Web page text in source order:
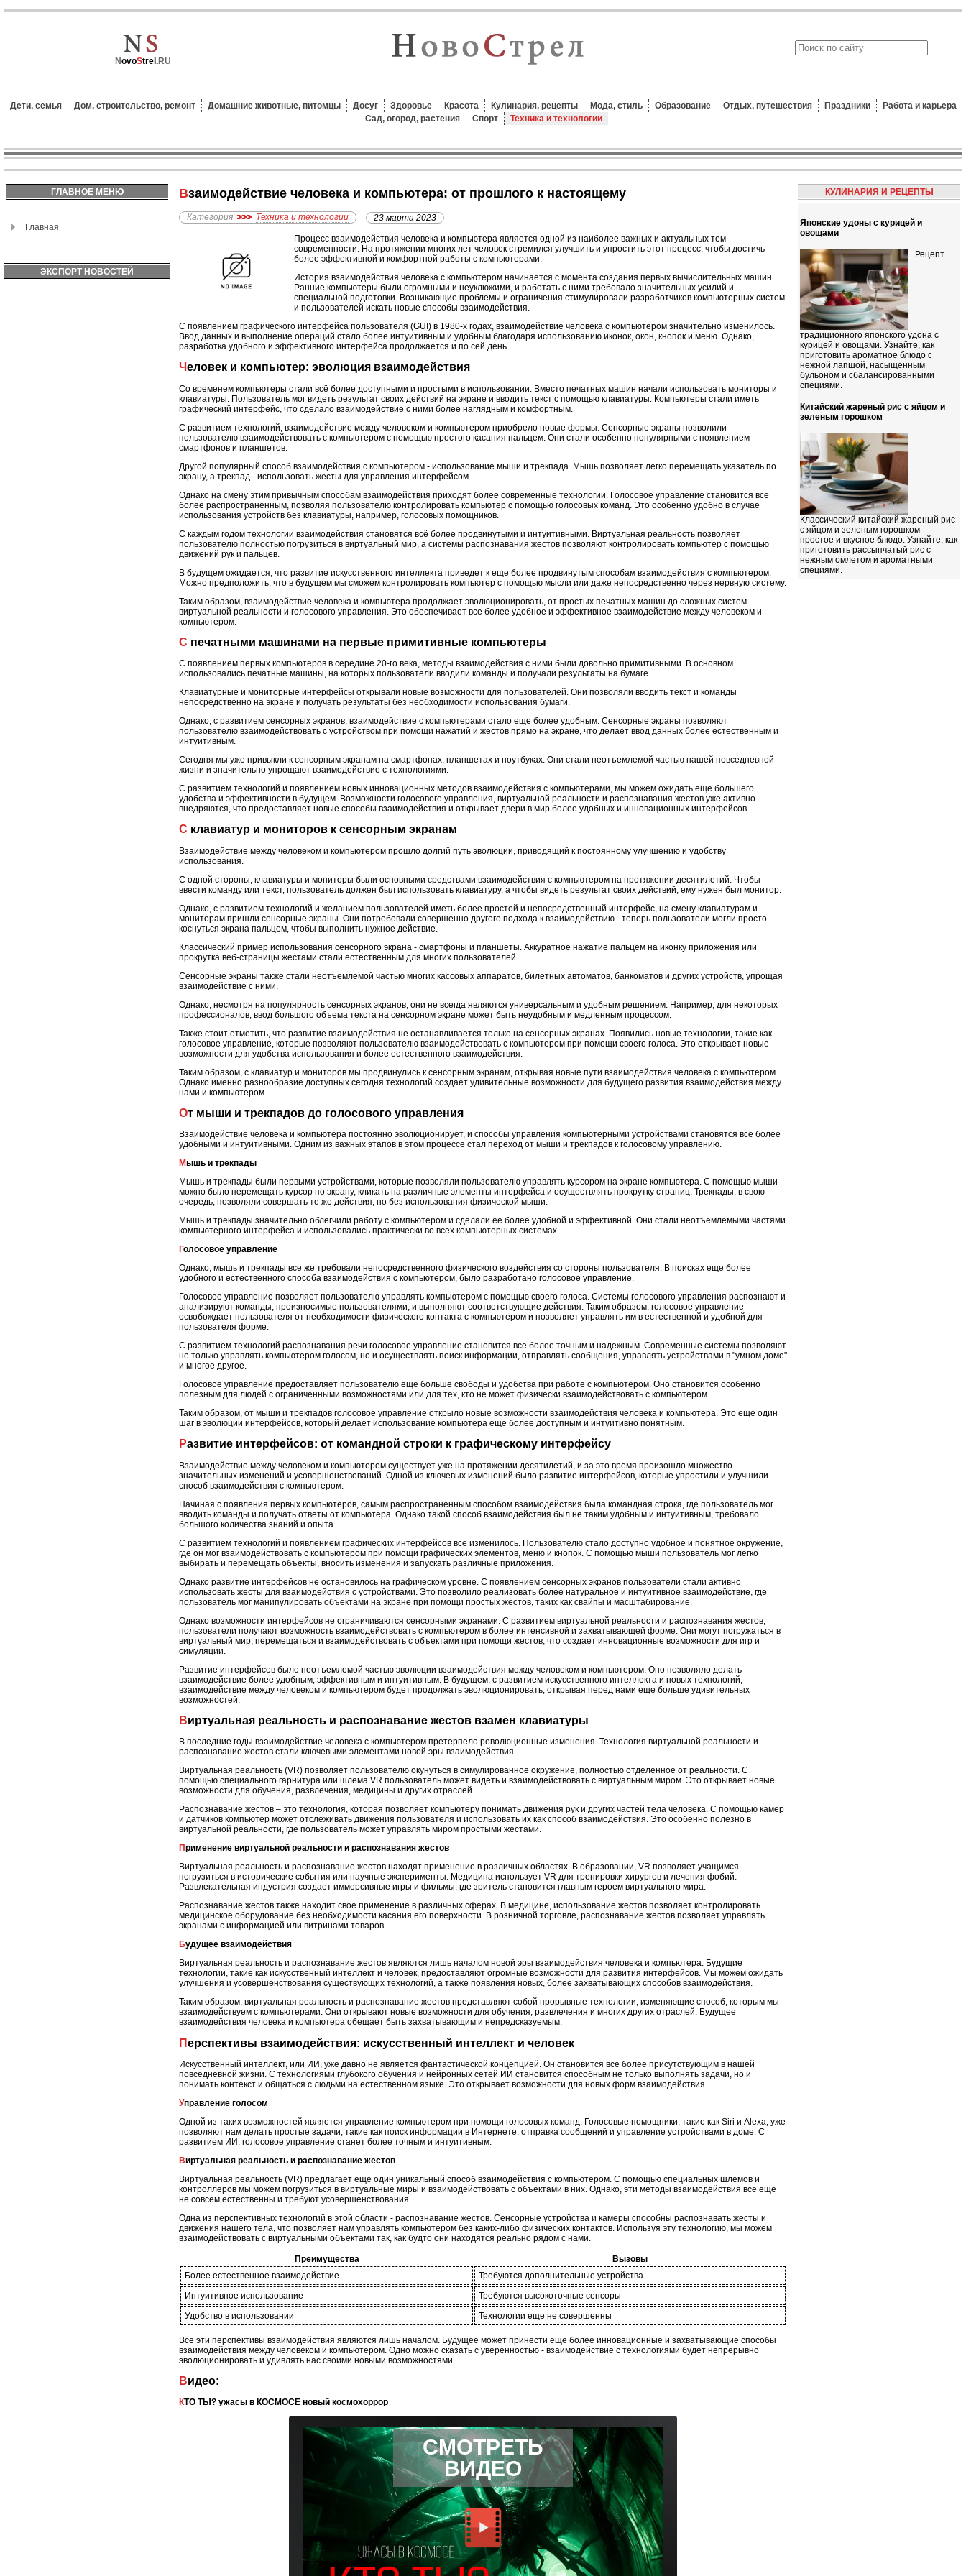
NovoStrel.RU
Дети, семья Дом, строительство, ремонт Домашние животные, питомцы Досуг Здоровье Красота Кулинария, рецепты Мода, стиль Образование Отдых, путешествия Праздники
Работа и карьера
Сад, огород, растения
Спорт Техника и технологии
ГЛАВНОЕ МЕНЮ
Главная
ЭКСПОРТ НОВОСТЕЙ
Взаимодействие человека и компьютера: от прошлого к настоящему
Категория Техника и технологии 23 марта 2023
Процесс взаимодействия человека и компьютера является одной из наиболее важных и актуальных тем
современности. На протяжении многих лет человек стремился улучшить и упростить этот процесс, чтобы достичь
более эффективной и комфортной работы с компьютерами.
История взаимодействия человека с компьютером начинается с момента создания первых вычислительных машин.
Ранние компьютеры были огромными и неуклюжими, и работать с ними требовало значительных усилий и
специальной подготовки. Возникающие проблемы и ограничения стимулировали разработчиков компьютерных систем
и пользователей искать новые способы взаимодействия.
С появлением графического интерфейса пользователя (GUI) в 1980-х годах, взаимодействие человека с компьютером значительно изменилось.
Ввод данных и выполнение операций стало более интуитивным и удобным благодаря использованию иконок, окон, кнопок и меню. Однако,
разработка удобного и эффективного интерфейса продолжается и по сей день.
Человек и компьютер: эволюция взаимодействия
Со временем компьютеры стали всё более доступными и простыми в использовании. Вместо печатных машин начали использовать мониторы и
клавиатуры. Пользователь мог видеть результат своих действий на экране и вводить текст с помощью клавиатуры. Компьютеры стали иметь
графический интерфейс, что сделало взаимодействие с ними более наглядным и комфортным.
С развитием технологий, взаимодействие между человеком и компьютером приобрело новые формы. Сенсорные экраны позволили
пользователю взаимодействовать с компьютером с помощью простого касания пальцем. Они стали особенно популярными с появлением
смартфонов и планшетов.
Другой популярный способ взаимодействия с компьютером - использование мыши и трекпада. Мышь позволяет легко перемещать указатель по
экрану, а трекпад - использовать жесты для управления интерфейсом.
Однако на смену этим привычным способам взаимодействия приходят более современные технологии. Голосовое управление становится все
более распространенным, позволяя пользователю контролировать компьютер с помощью голосовых команд. Это особенно удобно в случае
использования устройств без клавиатуры, например, голосовых помощников.
С каждым годом технологии взаимодействия становятся всё более продвинутыми и интуитивными. Виртуальная реальность позволяет
пользователю полностью погрузиться в виртуальный мир, а системы распознавания жестов позволяют контролировать компьютер с помощью
движений рук и пальцев.
В будущем ожидается, что развитие искусственного интеллекта приведет к еще более продвинутым способам взаимодействия с компьютером.
Можно предположить, что в будущем мы сможем контролировать компьютер с помощью мысли или даже непосредственно через нервную систему.
Таким образом, взаимодействие человека и компьютера продолжает эволюционировать, от простых печатных машин до сложных систем
виртуальной реальности и голосового управления. Это обеспечивает все более удобное и эффективное взаимодействие между человеком и
компьютером.
С печатными машинами на первые примитивные компьютеры
С появлением первых компьютеров в середине 20-го века, методы взаимодействия с ними были довольно примитивными. В основном
использовались печатные машины, на которых пользователи вводили команды и получали результаты на бумаге.
Клавиатурные и мониторные интерфейсы открывали новые возможности для пользователей. Они позволяли вводить текст и команды
непосредственно на экране и получать результаты без необходимости использования бумаги.
Однако, с развитием сенсорных экранов, взаимодействие с компьютерами стало еще более удобным. Сенсорные экраны позволяют
пользователю взаимодействовать с устройством при помощи нажатий и жестов прямо на экране, что делает ввод данных более естественным и
интуитивным.
Сегодня мы уже привыкли к сенсорным экранам на смартфонах, планшетах и ноутбуках. Они стали неотъемлемой частью нашей повседневной
жизни и значительно упрощают взаимодействие с технологиями.
С развитием технологий и появлением новых инновационных методов взаимодействия с компьютерами, мы можем ожидать еще большего
удобства и эффективности в будущем. Возможности голосового управления, виртуальной реальности и распознавания жестов уже активно
внедряются, что предоставляет новые способы взаимодействия и открывает двери в мир более удобных и инновационных интерфейсов.
С клавиатур и мониторов к сенсорным экранам
Взаимодействие между человеком и компьютером прошло долгий путь эволюции, приводящий к постоянному улучшению и удобству
использования.
С одной стороны, клавиатуры и мониторы были основными средствами взаимодействия с компьютером на протяжении десятилетий. Чтобы
ввести команду или текст, пользователь должен был использовать клавиатуру, а чтобы видеть результат своих действий, ему нужен был монитор.
Однако, с развитием технологий и желанием пользователей иметь более простой и непосредственный интерфейс, на смену клавиатурам и
мониторам пришли сенсорные экраны. Они потребовали совершенно другого подхода к взаимодействию - теперь пользователи могли просто
коснуться экрана пальцем, чтобы выполнить нужное действие.
Классический пример использования сенсорного экрана - смартфоны и планшеты. Аккуратное нажатие пальцем на иконку приложения или
прокрутка веб-страницы жестами стали естественным для многих пользователей.
Сенсорные экраны также стали неотъемлемой частью многих кассовых аппаратов, билетных автоматов, банкоматов и других устройств, упрощая
взаимодействие с ними.
Однако, несмотря на популярность сенсорных экранов, они не всегда являются универсальным и удобным решением. Например, для некоторых
профессионалов, ввод большого объема текста на сенсорном экране может быть неудобным и медленным процессом.
Также стоит отметить, что развитие взаимодействия не останавливается только на сенсорных экранах. Появились новые технологии, такие как
голосовое управление, которые позволяют пользователю взаимодействовать с компьютером при помощи своего голоса. Это открывает новые
возможности для удобства использования и более естественного взаимодействия.
Таким образом, с клавиатур и мониторов мы продвинулись к сенсорным экранам, открывая новые пути взаимодействия человека с компьютером.
Однако именно разнообразие доступных сегодня технологий создает удивительные возможности для будущего развития взаимодействия между
нами и компьютером.
От мыши и трекпадов до голосового управления
Взаимодействие человека и компьютера постоянно эволюционирует, и способы управления компьютерными устройствами становятся все более
удобными и интуитивными. Одним из важных этапов в этом процессе стал переход от мыши и трекпадов к голосовому управлению.
Мышь и трекпады
Мышь и трекпады были первыми устройствами, которые позволяли пользователю управлять курсором на экране компьютера. С помощью мыши
можно было перемещать курсор по экрану, кликать на различные элементы интерфейса и осуществлять прокрутку страниц. Трекпады, в свою
очередь, позволяли совершать те же действия, но без использования физической мыши.
Мышь и трекпады значительно облегчили работу с компьютером и сделали ее более удобной и эффективной. Они стали неотъемлемыми частями
компьютерного интерфейса и использовались практически во всех компьютерных системах.
Голосовое управление
Однако, мышь и трекпады все же требовали непосредственного физического воздействия со стороны пользователя. В поисках еще более
удобного и естественного способа взаимодействия с компьютером, было разработано голосовое управление.
Голосовое управление позволяет пользователю управлять компьютером с помощью своего голоса. Системы голосового управления распознают и
анализируют команды, произносимые пользователями, и выполняют соответствующие действия. Таким образом, голосовое управление
освобождает пользователя от необходимости физического контакта с компьютером и позволяет управлять им в естественной и удобной для
пользователя форме.
С развитием технологий распознавания речи голосовое управление становится все более точным и надежным. Современные системы позволяют
не только управлять компьютером голосом, но и осуществлять поиск информации, отправлять сообщения, управлять устройствами в "умном доме"
и многое другое.
Голосовое управление предоставляет пользователю еще больше свободы и удобства при работе с компьютером. Оно становится особенно
полезным для людей с ограниченными возможностями или для тех, кто не может физически взаимодействовать с компьютером.
Таким образом, от мыши и трекпадов голосовое управление открыло новые возможности взаимодействия человека и компьютера. Это еще один
шаг в эволюции интерфейсов, который делает использование компьютера еще более доступным и интуитивно понятным.
Развитие интерфейсов: от командной строки к графическому интерфейсу
Взаимодействие между человеком и компьютером существует уже на протяжении десятилетий, и за это время произошло множество
значительных изменений и усовершенствований. Одной из ключевых изменений было развитие интерфейсов, которые упростили и улучшили
способ взаимодействия с компьютером.
Начиная с появления первых компьютеров, самым распространенным способом взаимодействия была командная строка, где пользователь мог
вводить команды и получать ответы от компьютера. Однако такой способ взаимодействия был не таким удобным и интуитивным, требовало
большого количества знаний и опыта.
С развитием технологий и появлением графических интерфейсов все изменилось. Пользователю стало доступно удобное и понятное окружение,
где он мог взаимодействовать с компьютером при помощи графических элементов, меню и кнопок. С помощью мыши пользователь мог легко
выбирать и перемещать объекты, вносить изменения и запускать различные приложения.
Однако развитие интерфейсов не остановилось на графическом уровне. С появлением сенсорных экранов пользователи стали активно
использовать жесты для взаимодействия с устройствами. Это позволило реализовать более натуральное и интуитивное взаимодействие, где
пользователь мог манипулировать объектами на экране при помощи простых жестов, таких как свайпы и масштабирование.
Однако возможности интерфейсов не ограничиваются сенсорными экранами. С развитием виртуальной реальности и распознавания жестов,
пользователи получают возможность взаимодействовать с компьютером в более интенсивной и захватывающей форме. Они могут погружаться в
виртуальный мир, перемещаться и взаимодействовать с объектами при помощи жестов, что создает инновационные возможности для игр и
симуляции.
Развитие интерфейсов было неотъемлемой частью эволюции взаимодействия между человеком и компьютером. Оно позволяло делать
взаимодействие более удобным, эффективным и интуитивным. В будущем, с развитием искусственного интеллекта и новых технологий,
взаимодействие между человеком и компьютером будет продолжать эволюционировать, открывая перед нами еще больше удивительных
возможностей.
Виртуальная реальность и распознавание жестов взамен клавиатуры
В последние годы взаимодействие человека с компьютером претерпело революционные изменения. Технология виртуальной реальности и
распознавание жестов стали ключевыми элементами новой эры взаимодействия.
Виртуальная реальность (VR) позволяет пользователю окунуться в симулированное окружение, полностью отделенное от реальности. С
помощью специального гарнитура или шлема VR пользователь может видеть и взаимодействовать с виртуальным миром. Это открывает новые
возможности для обучения, развлечения, медицины и других отраслей.
Распознавание жестов – это технология, которая позволяет компьютеру понимать движения рук и других частей тела человека. С помощью камер
и датчиков компьютер может отслеживать движения пользователя и использовать их как способ взаимодействия. Это особенно полезно в
виртуальной реальности, где пользователь может управлять миром простыми жестами.
Применение виртуальной реальности и распознавания жестов
Виртуальная реальность и распознавание жестов находят применение в различных областях. В образовании, VR позволяет учащимся
погрузиться в исторические события или научные эксперименты. Медицина использует VR для тренировки хирургов и лечения фобий.
Развлекательная индустрия создает иммерсивные игры и фильмы, где зритель становится главным героем виртуального мира.
Распознавание жестов также находит свое применение в различных сферах. В медицине, использование жестов позволяет контролировать
медицинское оборудование без необходимости касания его поверхности. В розничной торговле, распознавание жестов позволяет управлять
экранами с информацией или витринами товаров.
Будущее взаимодействия
Виртуальная реальность и распознавание жестов являются лишь началом новой эры взаимодействия человека и компьютера. Будущие
технологии, такие как искусственный интеллект и человек, предоставляют огромные возможности для развития интерфейсов. Мы можем ожидать
улучшения и усовершенствования существующих технологий, а также появления новых, более захватывающих способов взаимодействия.
Таким образом, виртуальная реальность и распознавание жестов представляют собой прорывные технологии, изменяющие способ, которым мы
взаимодействуем с компьютерами. Они открывают новые возможности для обучения, развлечения и многих других отраслей. Будущее
взаимодействия человека и компьютера обещает быть захватывающим и непредсказуемым.
Перспективы взаимодействия: искусственный интеллект и человек
Искусственный интеллект, или ИИ, уже давно не является фантастической концепцией. Он становится все более присутствующим в нашей
повседневной жизни. С технологиями глубокого обучения и нейронных сетей ИИ становится способным не только выполнять задачи, но и
понимать контекст и общаться с людьми на естественном языке. Это открывает возможности для новых форм взаимодействия.
Управление голосом
Одной из таких возможностей является управление компьютером при помощи голосовых команд. Голосовые помощники, такие как Siri и Alexa, уже
позволяют нам делать простые задачи, такие как поиск информации в Интернете, отправка сообщений и управление устройствами в доме. С
развитием ИИ, голосовое управление станет более точным и интуитивным.
Виртуальная реальность и распознавание жестов
Виртуальная реальность (VR) предлагает еще один уникальный способ взаимодействия с компьютером. С помощью специальных шлемов и
контроллеров мы можем погрузиться в виртуальные миры и взаимодействовать с объектами в них. Однако, эти методы взаимодействия все еще
не совсем естественны и требуют усовершенствования.
Одна из перспективных технологий в этой области - распознавание жестов. Сенсорные устройства и камеры способны распознавать жесты и
движения нашего тела, что позволяет нам управлять компьютером без каких-либо физических контактов. Используя эту технологию, мы можем
взаимодействовать с виртуальными объектами так, как будто они находятся реально рядом с нами.
Преимущества
Вызовы
Более естественное взаимодействие
Требуются дополнительные устройства
Интуитивное использование
Требуются высокоточные сенсоры
Удобство в использовании
Технологии еще не совершенны
Все эти перспективы взаимодействия являются лишь началом. Будущее может принести еще более инновационные и захватывающие способы
взаимодействия между человеком и компьютером. Одно можно сказать с уверенностью - взаимодействие с технологиями будет непрерывно
эволюционировать и удивлять нас своими новыми возможностями.
Видео:
КТО ТЫ? ужасы в КОСМОСЕ новый космохоррор
СМОТРЕТЬ
ВИДЕО
КУЛИНАРИЯ И РЕЦЕПТЫ
Японские удоны с курицей и
овощами
Рецепт
традиционного японского удона с
курицей и овощами. Узнайте, как
приготовить ароматное блюдо с
нежной лапшой, насыщенным
бульоном и сбалансированными
специями.
Китайский жареный рис с яйцом и
зеленым горошком
Классический китайский жареный рис
с яйцом и зеленым горошком —
простое и вкусное блюдо. Узнайте, как
приготовить рассыпчатый рис с
нежным омлетом и ароматными
специями.